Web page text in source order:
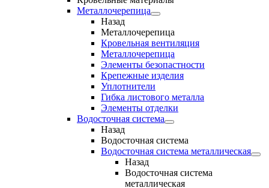
Металлочерепица
Назад
Металлочерепица
Кровельная вентиляция
Металлочерепица
Элементы безопастности
Крепежные изделия
Уплотнители
Гибка листового металла
Элементы отделки
Водосточная система
Назад
Водосточная система
Водосточная система металлическая
Назад
Водосточная система
металлическая